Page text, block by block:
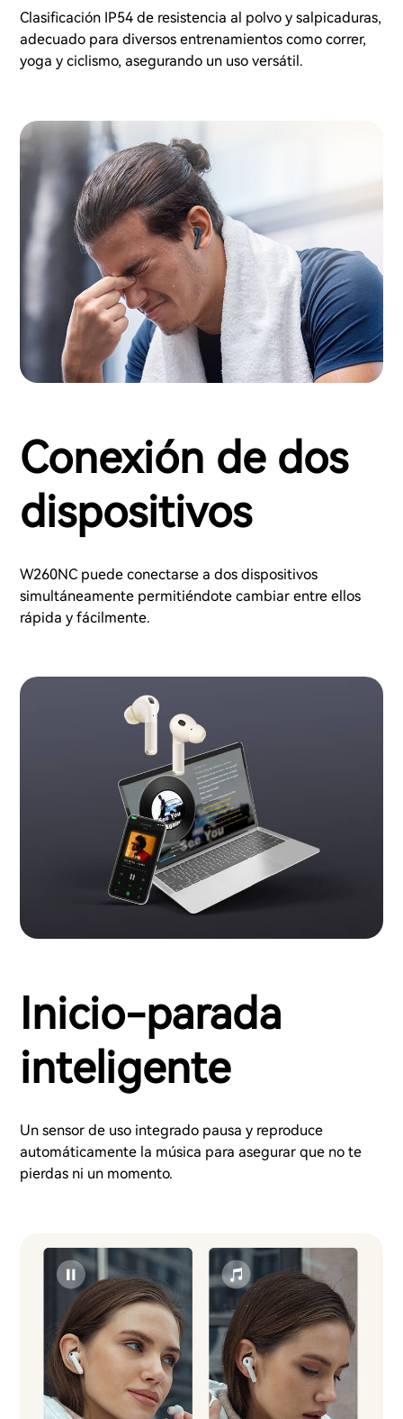
Clasificación IP54 de resistencia al polvo y salpicaduras,
adecuado para diversos entrenamientos como correr,
yoga y ciclismo, asegurando un uso versátil.
Conexión de dos
dispositivos
W260NC puede conectarse a dos dispositivos
simultáneamente permitiéndote cambiar entre ellos
rápida y fácilmente.
Inicio-parada
inteligente
Un sensor de uso integrado pausa y reproduce
automáticamente la música para asegurar que no te
pierdas ni un momento.